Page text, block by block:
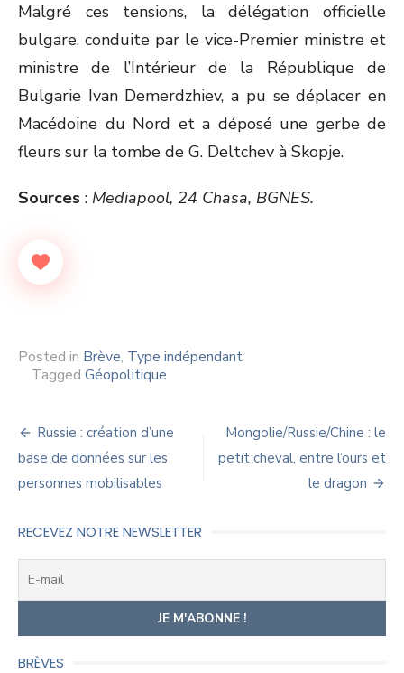
Malgré ces tensions, la délégation officielle
bulgare, conduite par le vice-Premier ministre et
ministre de l’Intérieur de la République de
Bulgarie Ivan Demerdzhiev, a pu se déplacer en
Macédoine du Nord et a déposé une gerbe de
fleurs sur la tombe de G. Deltchev à Skopje.
Sources : Mediapool, 24 Chasa, BGNES.
Posted in Brève, Type indépendant
Tagged Géopolitique
Navigation
de
l’article
Russie : création d’une
base de données sur les
personnes mobilisables
Mongolie/Russie/Chine : le
petit cheval, entre l’ours et
le dragon
RECEVEZ NOTRE NEWSLETTER
BRÈVES